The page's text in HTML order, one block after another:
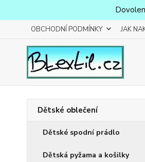
OBCHODNÍ PODMÍNKY JAK
Dětské oblečení
Dětské spodní prádlo
Dětská pyžama a košilky